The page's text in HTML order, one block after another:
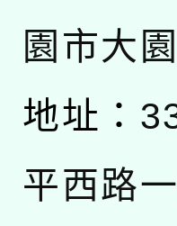
園市大
地址：
平西路